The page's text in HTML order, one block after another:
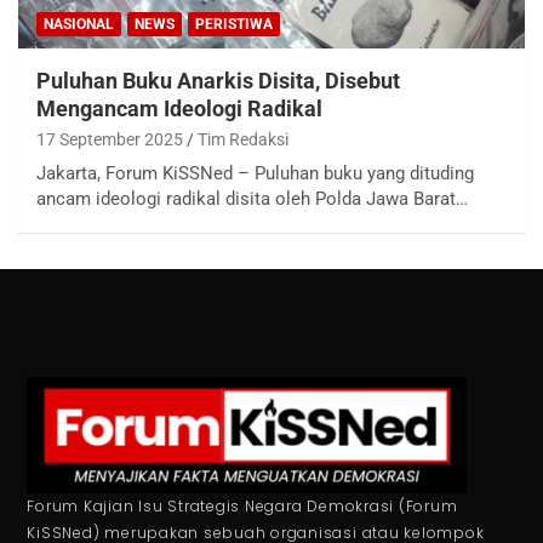
NASIONAL NEWS PERISTIWA
Puluhan Buku Anarkis Disita, Disebut
Mengancam Ideologi Radikal
17 September 2025 Tim Redaksi
Jakarta, Forum KiSSNed – Puluhan buku yang dituding
ancam ideologi radikal disita oleh Polda Jawa Barat…
Forum Kajian Isu Strategis Negara Demokrasi (Forum
KiSSNed) merupakan sebuah organisasi atau kelompok